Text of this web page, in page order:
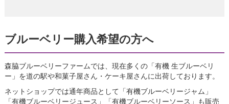
ブルーベリー購入希望の方へ
森脇ブルーベリーファームでは、現在多くの「有機 生ブルーベリ
ー」を道の駅や和菓子屋さん・ケーキ屋さんに出荷しております。
ネットショップでは通年商品として「有機ブルーベリージャム」
「有機ブルーベリージュース」「有機ブルーベリーソース」も販売